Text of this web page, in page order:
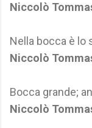
Niccolò
Nella bocca è lo
Niccolò
Bocca grande;
Niccolò